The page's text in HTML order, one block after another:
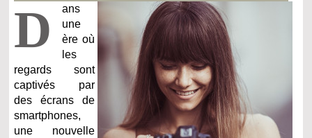
D
ans
une
ère où
les
regards sont
captivés par
des écrans de
smartphones,
une nouvelle